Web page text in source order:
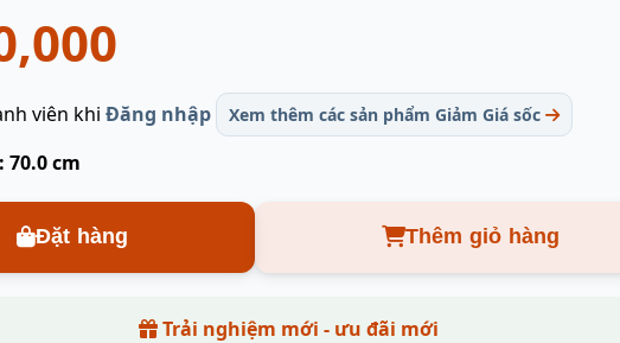
viên khi Đăng nhập Xem thêm các sản phẩm Giảm Giá sốc
70.0 cm
Đặt hàng Thêm giỏ hàng
Trải nghiệm mới - ưu đãi mới